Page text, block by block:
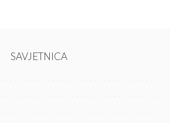
SAVJETNICA